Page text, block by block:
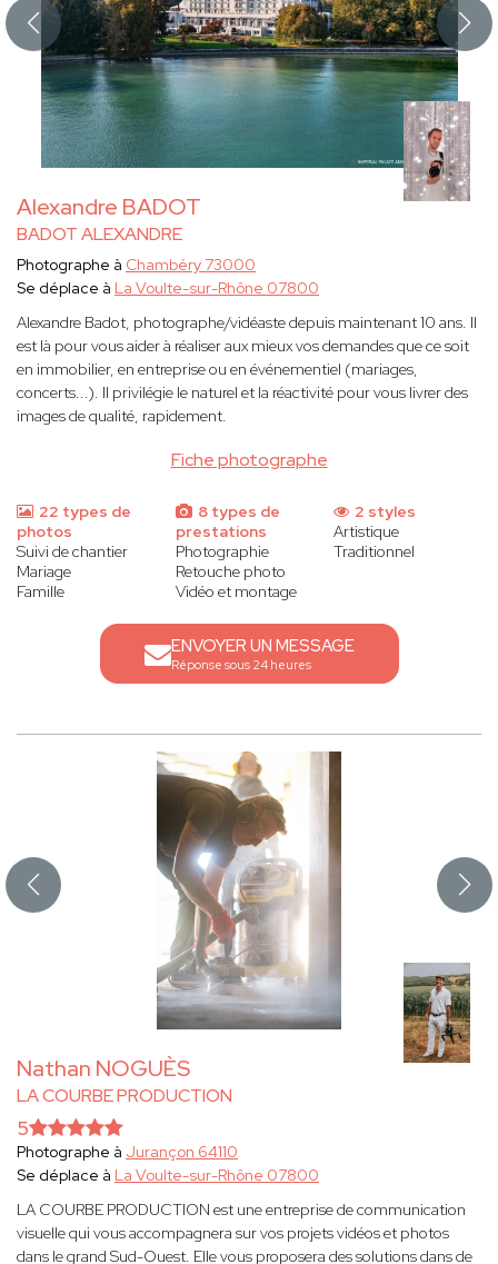
Alexandre BADOT
BADOT ALEXANDRE
Fiche photographe
Photographe à Chambéry 73000
Se déplace à La Voulte-sur-Rhône 07800
Alexandre Badot, photographe/vidéaste depuis maintenant 10 ans. Il
est là pour vous aider à réaliser aux mieux vos demandes que ce soit
en immobilier, en entreprise ou en événementiel (mariages,
concerts...). Il privilégie le naturel et la réactivité pour vous livrer des
images de qualité, rapidement.
22 types de
photos
Suivi de chantier
Mariage
Famille
8 types de
prestations
Photographie
Retouche photo
Vidéo et montage
2 styles
Artistique
Traditionnel
ENVOYER UN MESSAGE
Réponse sous 24 heures
Nathan NOGUÈS
LA COURBE PRODUCTION
5
Photographe à Jurançon 64110
Se déplace à La Voulte-sur-Rhône 07800
LA COURBE PRODUCTION est une entreprise de communication
visuelle qui vous accompagnera sur vos projets vidéos et photos
dans le grand Sud-Ouest. Elle vous proposera des solutions dans de